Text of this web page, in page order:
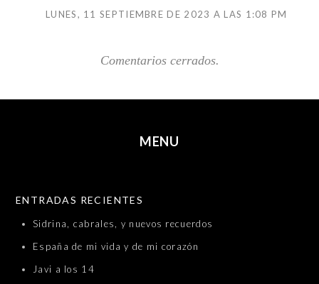
LUNES, 11 SEPTIEMBRE DE 2023 A LAS 1:08 PM
Comentarios cerrados.
MENU
ENTRADAS RECIENTES
Sidrina, cabrales, y nuevos recuerdos
España de mi vida y de mi corazón
Javi a los 14